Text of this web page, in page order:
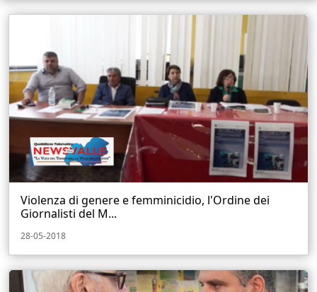
Violenza di genere e femminicidio, l'Ordine dei
Giornalisti del M...
28-05-2018